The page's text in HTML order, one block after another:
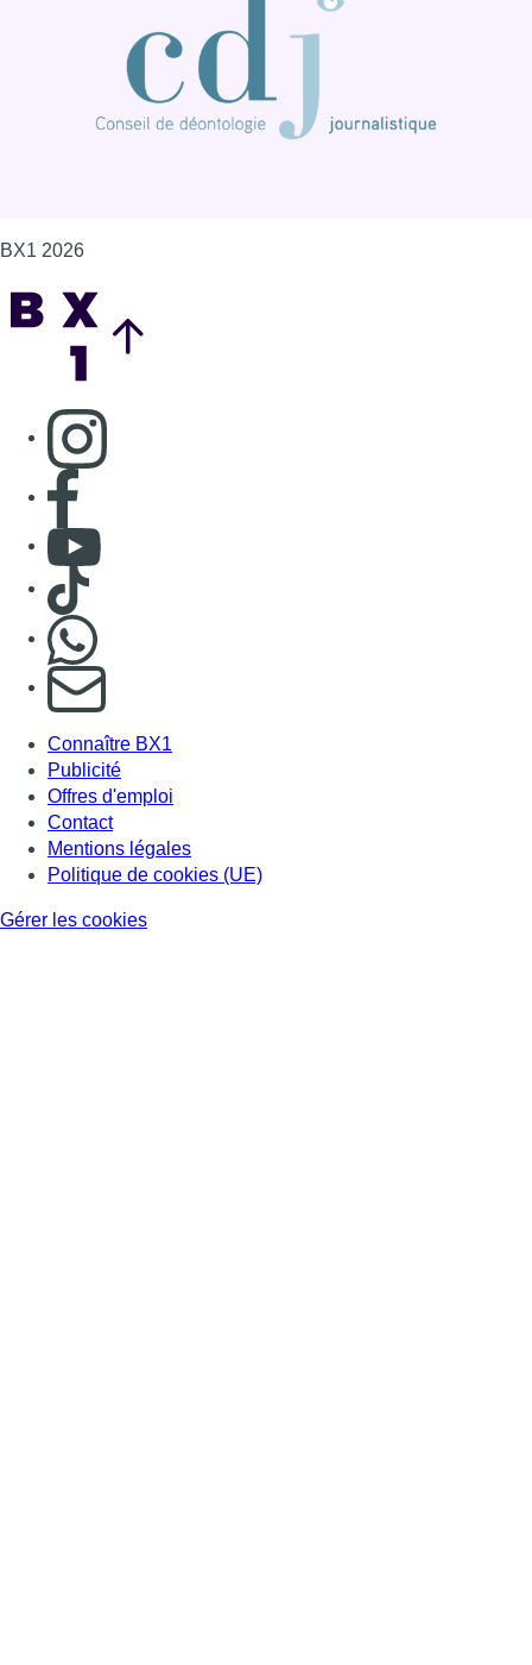
BX1 2026
Consulter page Instagram
Consulter page Facebook
Consulter Youtube
Consulter TikTok
S'abonner à notre newsletter
Connaître BX1
Publicité
Offres d'emploi
Contact
Mentions légales
Politique de cookies (UE)
Gérer les cookies